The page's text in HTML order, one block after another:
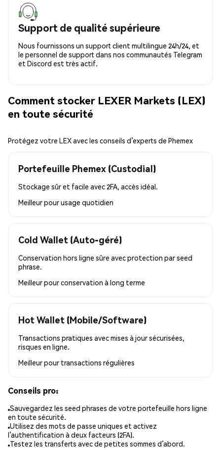
Support de qualité supérieure
Nous fournissons un support client multilingue 24h/24, et
le personnel de support dans nos communautés Telegram
et Discord est très actif.
Comment stocker LEXER Markets (LEX)
en toute sécurité
Protégez votre LEX avec les conseils d’experts de Phemex
Portefeuille Phemex (Custodial)
Stockage sûr et facile avec 2FA, accès idéal.
Meilleur pourusage quotidien
Cold Wallet (Auto-géré)
Conservation hors ligne sûre avec protection par seed
phrase.
Meilleur pourconservation à long terme
Hot Wallet (Mobile/Software)
Transactions pratiques avec mises à jour sécurisées,
risques en ligne.
Meilleur pour transactions régulières
Conseils pro:
Sauvegardez les seed phrases de votre portefeuille hors ligne
en toute sécurité.
Utilisez des mots de passe uniques et activez
l’authentification à deux facteurs (2FA).
Testez les transferts avec de petites sommes d’abord.